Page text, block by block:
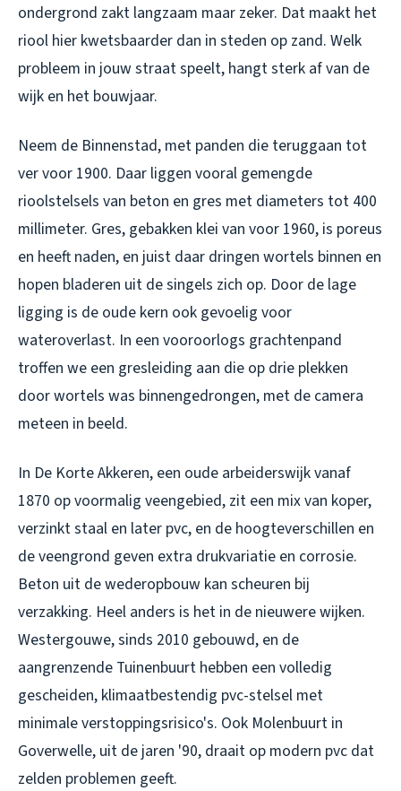
ondergrond zakt langzaam maar zeker. Dat maakt het
riool hier kwetsbaarder dan in steden op zand. Welk
probleem in jouw straat speelt, hangt sterk af van de
wijk en het bouwjaar.
Neem de Binnenstad, met panden die teruggaan tot
ver voor 1900. Daar liggen vooral gemengde
rioolstelsels van beton en gres met diameters tot 400
millimeter. Gres, gebakken klei van voor 1960, is poreus
en heeft naden, en juist daar dringen wortels binnen en
hopen bladeren uit de singels zich op. Door de lage
ligging is de oude kern ook gevoelig voor
wateroverlast. In een vooroorlogs grachtenpand
troffen we een gresleiding aan die op drie plekken
door wortels was binnengedrongen, met de camera
meteen in beeld.
In De Korte Akkeren, een oude arbeiderswijk vanaf
1870 op voormalig veengebied, zit een mix van koper,
verzinkt staal en later pvc, en de hoogteverschillen en
de veengrond geven extra drukvariatie en corrosie.
Beton uit de wederopbouw kan scheuren bij
verzakking. Heel anders is het in de nieuwere wijken.
Westergouwe, sinds 2010 gebouwd, en de
aangrenzende Tuinenbuurt hebben een volledig
gescheiden, klimaatbestendig pvc-stelsel met
minimale verstoppingsrisico's. Ook Molenbuurt in
Goverwelle, uit de jaren '90, draait op modern pvc dat
zelden problemen geeft.